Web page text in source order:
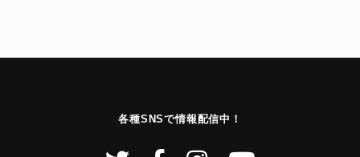
各種SNSで情報配信中！